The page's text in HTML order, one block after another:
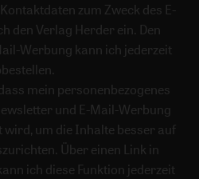
zum Zweck des E-
den Verlag Herder ein. Den
Werbung kann ich jederzeit
mein personenbezogenes
und E-Mail-Werbung
um die Inhalte besser auf
Über einen Link in
ich diese Funktion jederzeit